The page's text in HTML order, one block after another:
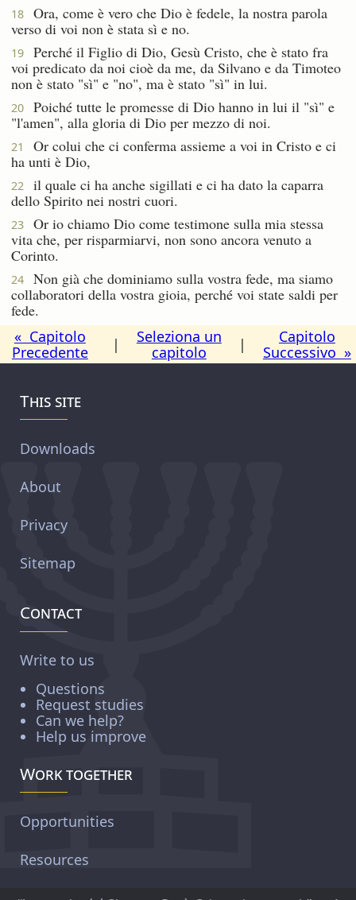
18
Ora, come è vero che Dio è fedele, la nostra parola
verso di voi non è stata sì e no.
19
Perché il Figlio di Dio, Gesù Cristo, che è stato fra
voi predicato da noi cioè da me, da Silvano e da Timoteo
non è stato "sì" e "no", ma è stato "sì" in lui.
20
Poiché tutte le promesse di Dio hanno in lui il "sì" e
"l'amen", alla gloria di Dio per mezzo di noi.
21
Or colui che ci conferma assieme a voi in Cristo e ci
ha unti è Dio,
22
il quale ci ha anche sigillati e ci ha dato la caparra
dello Spirito nei nostri cuori.
23
Or io chiamo Dio come testimone sulla mia stessa
vita che, per risparmiarvi, non sono ancora venuto a
Corinto.
24
Non già che dominiamo sulla vostra fede, ma siamo
collaboratori della vostra gioia, perché voi state saldi per
fede.
« Capitolo
Precedente
|
Seleziona un
capitolo
|
Capitolo
Successivo »
This site
Downloads
About
Privacy
Sitemap
Contact
Write to us
Questions
Request studies
Can we help?
Help us improve
Work together
Opportunities
Resources